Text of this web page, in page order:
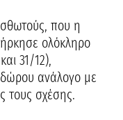
που η
ολόκληρο
31/12),
δώρου ανάλογο με
τους σχέσης.